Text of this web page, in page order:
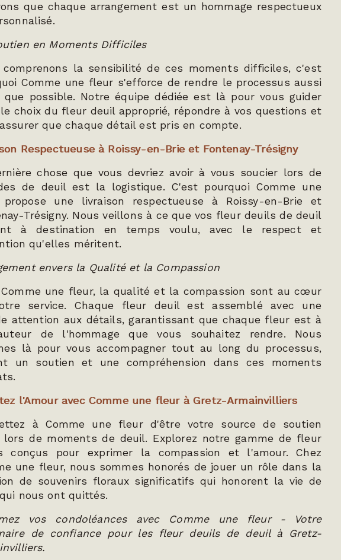
que chaque arrangement est un hommage respectueux
en Moments Difficiles
comprenons la sensibilité de ces moments difficiles, c'est
Comme une fleur s'efforce de rendre le processus aussi
que possible. Notre équipe dédiée est là pour vous guider
choix du fleur deuil approprié, répondre à vos questions et
que chaque détail est pris en compte.
Respectueuse à Roissy-en-Brie et Fontenay-Trésigny
chose que vous devriez avoir à vous soucier lors de
de deuil est la logistique. C'est pourquoi Comme une
une livraison respectueuse à Roissy-en-Brie et
Trésigny. Nous veillons à ce que vos fleur deuils de deuil
à destination en temps voulu, avec le respect et
qu'elles méritent.
envers la Qualité et la Compassion
Comme une fleur, la qualité et la compassion sont au cœur
service. Chaque fleur deuil est assemblé avec une
attention aux détails, garantissant que chaque fleur est à
de l'hommage que vous souhaitez rendre. Nous
là pour vous accompagner tout au long du processus,
un soutien et une compréhension dans ces moments
l'Amour avec Comme une fleur à Gretz-Armainvilliers
à Comme une fleur d'être votre source de soutien
lors de moments de deuil. Explorez notre gamme de fleur
conçus pour exprimer la compassion et l'amour. Chez
une fleur, nous sommes honorés de jouer un rôle dans la
de souvenirs floraux significatifs qui honorent la vie de
nous ont quittés.
vos condoléances avec Comme une fleur - Votre
de confiance pour les fleur deuils de deuil à Gretz-